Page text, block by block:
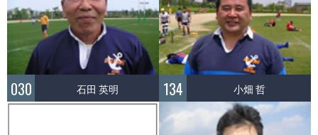
030 石田 英明 134 小畑 哲